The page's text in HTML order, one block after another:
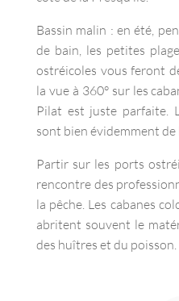
Bassin malin : en été,
de bain, les petites
ostréicoles vous feront
la vue à 360° sur les
Pilat est juste parfaite.
sont bien évidemment de
Partir sur les ports
rencontre des
la pêche. Les cabanes
abritent souvent le
des huîtres et du poisson.